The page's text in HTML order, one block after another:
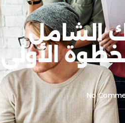
الشامل
الأولى
No